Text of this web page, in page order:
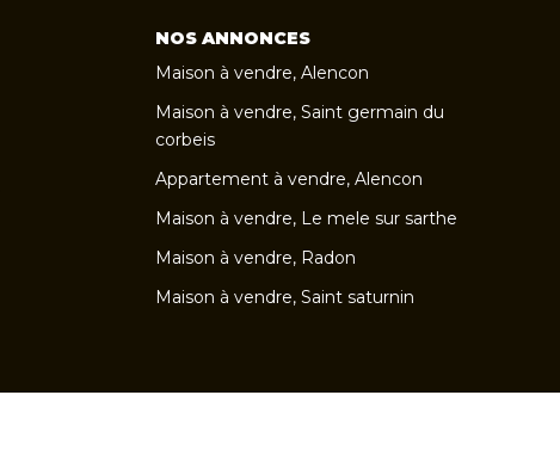
NOS ANNONCES
Maison à vendre, Alencon
Maison à vendre, Saint germain du
corbeis
Appartement à vendre, Alencon
Maison à vendre, Le mele sur sarthe
Maison à vendre, Radon
Maison à vendre, Saint saturnin